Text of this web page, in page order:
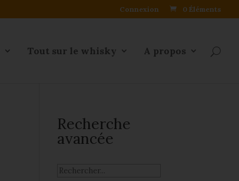
Connexion 0 Éléments
Tout sur le whisky A propos
Recherche
avancée